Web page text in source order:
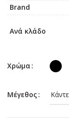
Brand
Ανά κλάδο
Χρώμα
Μέγεθος